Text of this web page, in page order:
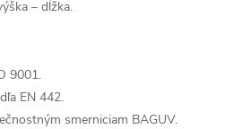
– dĺžka.
9001.
EN 442.
smerniciam BAGUV.